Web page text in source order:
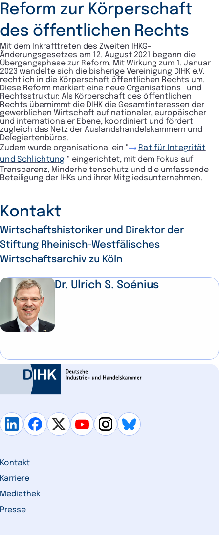
Reform zur Körperschaft
des öffentlichen Rechts
Mit dem Inkrafttreten des Zweiten IHKG-
Änderungsgesetzes am 12. August 2021 begann die
Übergangsphase zur Reform. Mit Wirkung zum 1. Januar
2023 wandelte sich die bisherige Vereinigung DIHK e.V.
rechtlich in die Körperschaft öffentlichen Rechts um.
Diese Reform markiert eine neue Organisations- und
Rechtsstruktur: Als Körperschaft des öffentlichen
Rechts übernimmt die DIHK die Gesamtinteressen der
gewerblichen Wirtschaft auf nationaler, europäischer
und internationaler Ebene, koordiniert und fördert
zugleich das Netz der Auslandshandelskammern und
Delegiertenbüros.
Zudem wurde organisational ein "
Rat für Integrität
und Schlichtung " eingerichtet, mit dem Fokus auf
Transparenz, Minderheitenschutz und die umfassende
Beteiligung der IHKs und ihrer Mitglieds­unternehmen.
Kontakt
Wirtschaftshistoriker und Direktor der
Stiftung Rheinisch-Westfälisches
Wirtschaftsarchiv zu Köln
Dr. Ulrich S. Soénius
Kontakt
Karriere
Mediathek
Presse